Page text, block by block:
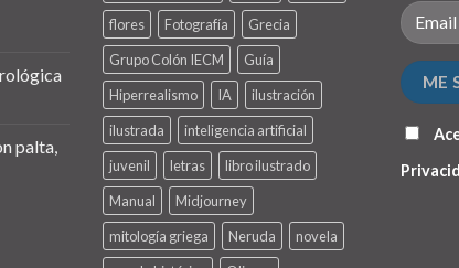
palta,
flores
Fotografía
Grecia
Grupo Colón IECM
Guía
Hiperrealismo
IA
ilustración
ilustrada
inteligencia artificial
juvenil
letras
libro ilustrado
Manual
Midjourney
mitología griega
Neruda
novela